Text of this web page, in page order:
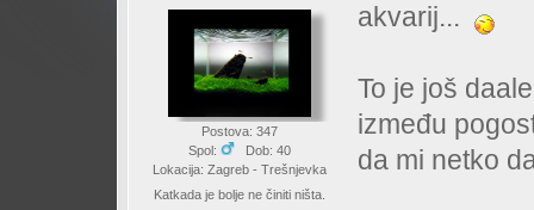
Postova: 347
Spol:
Dob: 40
Lokacija: Zagreb - Trešnjevka
Katkada je bolje ne činiti ništa.
akvarij...
To je još
između
da mi netko